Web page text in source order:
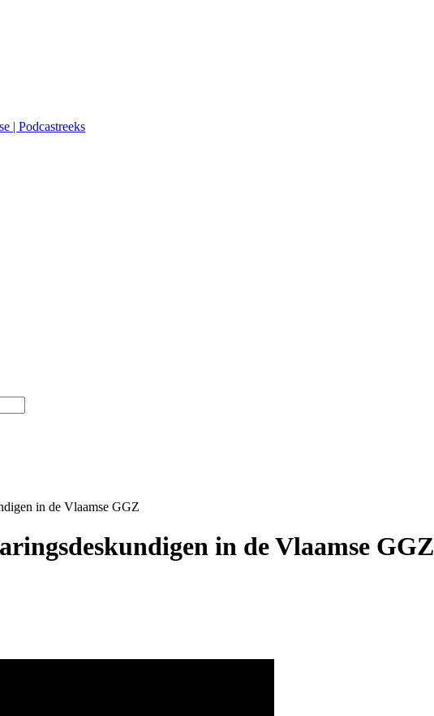
| Podcastreeks
in de Vlaamse GGZ
in de Vlaamse GGZ